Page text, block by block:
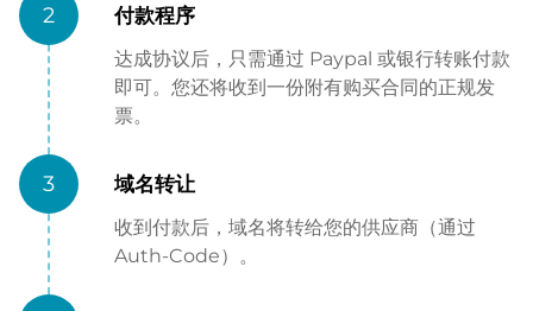
2 付款程序
达成协议后，只需通过 Paypal 或银行转账付款
即可。您还将收到一份附有购买合同的正规发
票。
3 域名转让
收到付款后，域名将转给您的供应商（通过
Auth-Code）。